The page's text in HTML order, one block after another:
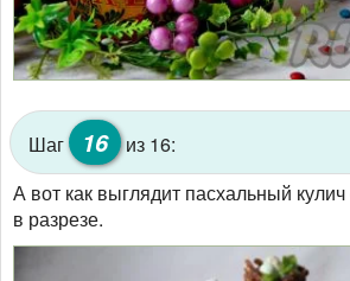
Шаг 16 из 16:
А вот как выглядит пасхальный
в разрезе.